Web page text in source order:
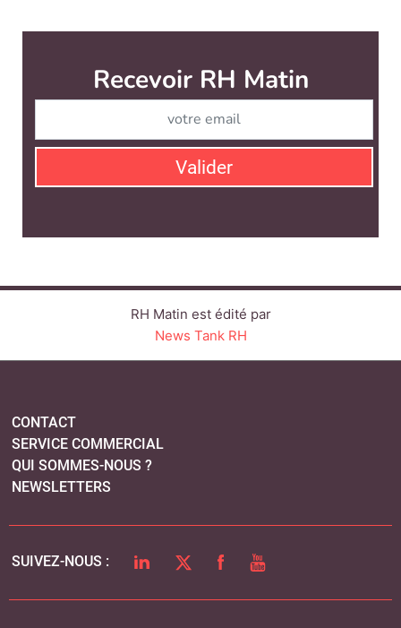
Recevoir RH Matin
Valider
RH Matin est édité par
News Tank RH
CONTACT
SERVICE COMMERCIAL
QUI SOMMES-NOUS ?
NEWSLETTERS
SUIVEZ-NOUS : LINKEDINTWITTERFACEBOOK
YOUTUBE